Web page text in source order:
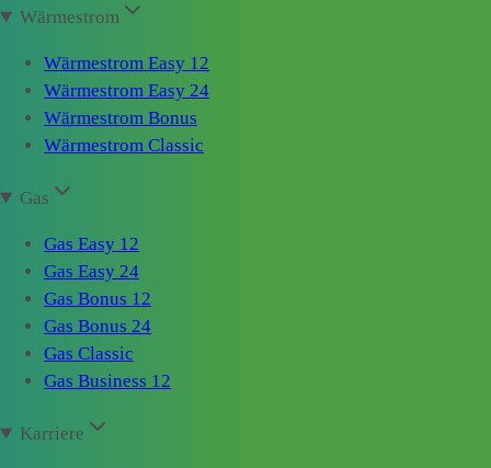
Wärmestrom
Wärmestrom Easy 12
Wärmestrom Easy 24
Wärmestrom Bonus
Wärmestrom Classic
Gas
Gas Easy 12
Gas Easy 24
Gas Bonus 12
Gas Bonus 24
Gas Classic
Gas Business 12
Karriere